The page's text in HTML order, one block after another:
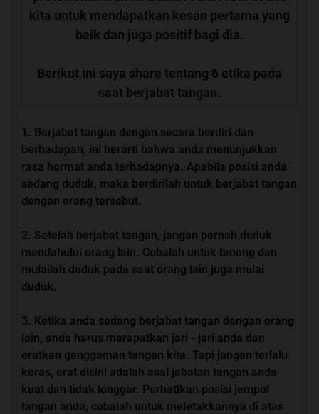
kita untuk mendapatkan kesan pertama yang
baik dan juga positif bagi dia.
Berikut ini saya share tentang 6 etika pada
saat berjabat tangan.
Berjabat tangan dengan secara berdiri dan
berhadapan, ini berarti bahwa anda menunjukkan
rasa hormat anda terhadapnya. Apabila posisi anda
sedang duduk, maka berdirilah untuk berjabat tangan
dengan orang tersebut.
Setelah berjabat tangan, jangan pernah duduk
mendahului orang lain. Cobalah untuk tenang dan
mulailah duduk pada saat orang lain juga mulai
duduk.
Ketika anda sedang berjabat tangan dengan orang
lain, anda harus merapatkan jari - jari anda dan
eratkan genggaman tangan kita. Tapi jangan terlalu
keras, erat disini adalah asal jabatan tangan anda
kuat dan tidak longgar. Perhatikan posisi jempol
tangan anda, cobalah untuk meletakkannya di atas